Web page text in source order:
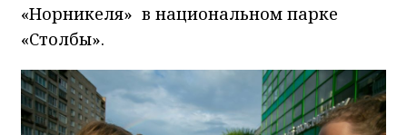
«Норникеля» в национальном парке
«Столбы».